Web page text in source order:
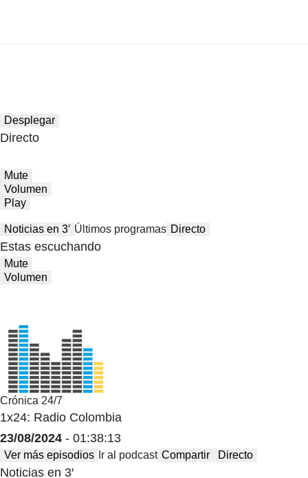
Desplegar
Directo
Mute
Volumen
Play
Noticias en 3′ Últimos programas Directo
Estas escuchando
Mute
Volumen
Crónica 24/7
1x24: Radio Colombia
23/08/2024 - 01:38:13
Ver más episodios Ir al podcast Compartir Directo
Noticias en 3′